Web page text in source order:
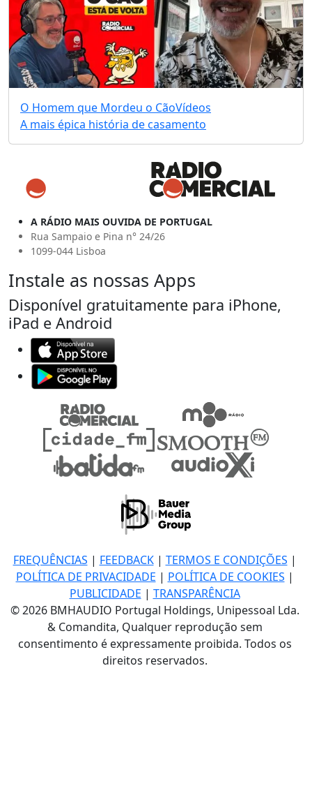
O Homem que Mordeu o CãoVídeos
A mais épica história de casamento
A RÁDIO MAIS OUVIDA DE PORTUGAL
Rua Sampaio e Pina n° 24/26
1099-044 Lisboa
Instale as nossas Apps
Disponível gratuitamente para iPhone,
iPad e Android
FREQUÊNCIAS | FEEDBACK| TERMOS E CONDIÇÕES |
POLÍTICA DE PRIVACIDADE | POLÍTICA DE COOKIES |
PUBLICIDADE | TRANSPARÊNCIA
© 2026 BMHAUDIO Portugal Holdings, Unipessoal Lda.
& Comandita, Qualquer reprodução sem
consentimento é expressamente proibida. Todos os
direitos reservados.